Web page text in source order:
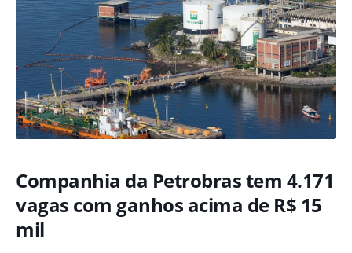
Companhia da Petrobras tem 4.171
vagas com ganhos acima de R$ 15
mil